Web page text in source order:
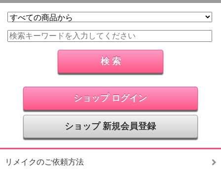
ショップ ログイン
ショップ 新規会員登録
リメイクのご依頼方法